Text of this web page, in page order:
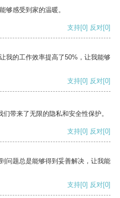
够感受到家的温暖。
支持[0] 反对[0]
我的工作效率提高了50%，让我能够
支持[0] 反对[0]
带来了无限的隐私和安全性保护。
支持[0] 反对[0]
问题总是能够得到妥善解决，让我能
支持[0] 反对[0]